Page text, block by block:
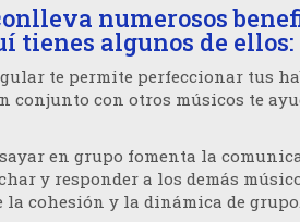
numerosos
tienes algunos de ellos:
te permite perfeccionar tus
conjunto con otros músicos te
en grupo fomenta la
y responder a los demás
cohesión y la dinámica de grupo.